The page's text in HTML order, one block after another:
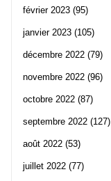
février 2023 (95)
janvier 2023 (105)
décembre 2022 (79)
novembre 2022 (96)
octobre 2022 (87)
septembre 2022 (127)
août 2022 (53)
juillet 2022 (77)